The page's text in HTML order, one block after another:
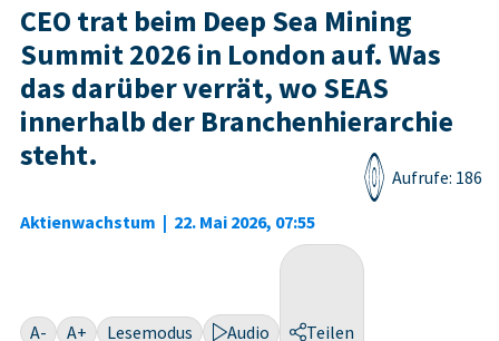
CEO trat beim Deep Sea Mining
Summit 2026 in London auf. Was
das darüber verrät, wo SEAS
innerhalb der Branchenhierarchie
steht.
Aktienwachstum | 22. Mai 2026, 07:55
Aufrufe: 186
A- A+ Lesemodus Audio Teilen